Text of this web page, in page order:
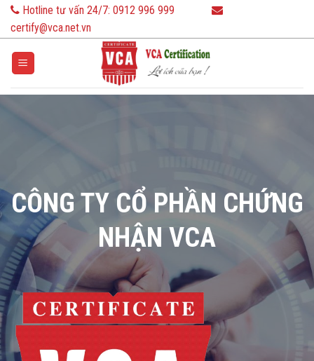
Skip
content
Hotline tư vấn 24/7: 0912 996 999
certify@vca.net.vn
CÔNG TY CỔ PHẦN CHỨNG
NHẬN VCA